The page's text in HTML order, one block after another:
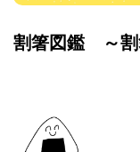
割箸図鑑 ～割